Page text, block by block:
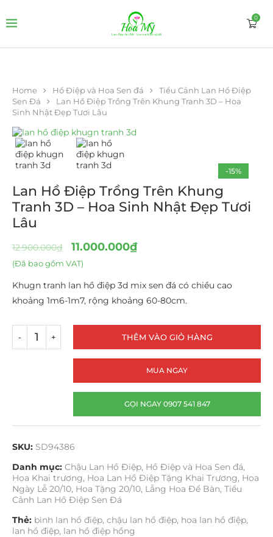
0
Home Hồ Điệp và Hoa Sen đá
Tiểu Cảnh Lan Hồ Điệp
Sen Đá
Lan Hồ Điệp Trồng Trên Khung Tranh 3D – Hoa
Sinh Nhật Đẹp Tươi Lâu
-15%
Lan Hồ Điệp Trồng Trên Khung
Tranh 3D – Hoa Sinh Nhật Đẹp Tươi
Lâu
12.900.000₫ 11.000.000₫
(Đã bao gồm VAT)
Khugn tranh lan hồ điệp 3d mix sen đá có chiều cao
khoảng 1m6-1m7, rộng khoảng 60-80cm.
THÊM VÀO GIỎ HÀNG
MUA NGAY
GỌI NGAY 0907 541 847
SKU: SD94386
Danh mục: Chậu Lan Hồ Điệp, Hồ Điệp và Hoa Sen đá,
Hoa Khai trương, Hoa Lan Hồ Điệp Tặng Khai Trương, Hoa
Ngày Lễ 20/10, Hoa Tặng 20/10, Lẵng Hoa Để Bàn, Tiểu
Cảnh Lan Hồ Điệp Sen Đá
Thẻ: bình lan hồ điệp, chậu lan hồ điệp, hoa lan hồ điệp,
lan hồ điệp, lan hồ điệp hồng